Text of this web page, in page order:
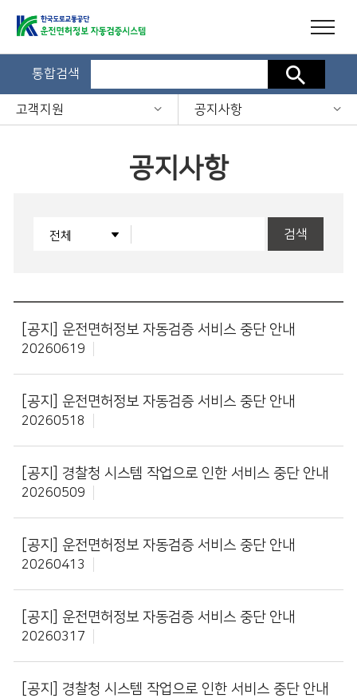
통합검색 검색
고객지원 공지사항
공지사항
검색
[공지] 운전면허정보 자동검증 서비스 중단 안내
20260619
[공지] 운전면허정보 자동검증 서비스 중단 안내
20260518
[공지] 경찰청 시스템 작업으로 인한 서비스 중단 안내
20260509
[공지] 운전면허정보 자동검증 서비스 중단 안내
20260413
[공지] 운전면허정보 자동검증 서비스 중단 안내
20260317
[공지] 경찰청 시스템 작업으로 인한 서비스 중단 안내